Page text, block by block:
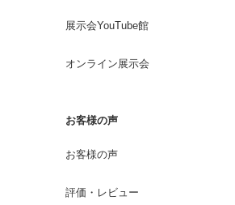
展示会YouTube館
オンライン展示会
お客様の声
お客様の声
評価・レビュー